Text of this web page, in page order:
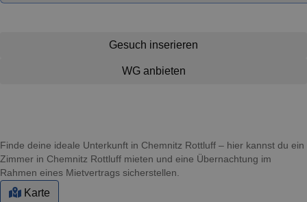
Gesuch inserieren
WG anbieten
Finde deine ideale Unterkunft in Chemnitz Rottluff – hier kannst du ein
Zimmer in Chemnitz Rottluff mieten und eine Übernachtung im
Rahmen eines Mietvertrags sicherstellen.
Karte